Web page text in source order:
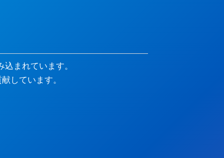
まれています。
しています。